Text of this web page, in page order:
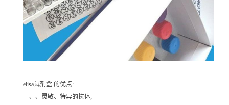
elisa试剂盒 的优点:
一、、灵敏、特异的抗体;